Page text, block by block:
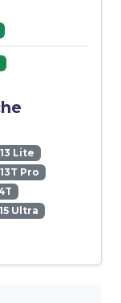
Lite
Pro
Ultra